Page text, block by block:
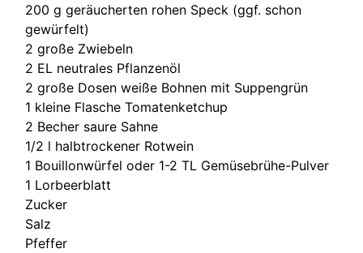
200 g geräucherten rohen Speck (ggf. schon
gewürfelt)
2 große Zwiebeln
2 EL neutrales Pflanzenöl
2 große Dosen weiße Bohnen mit Suppengrün
1 kleine Flasche Tomatenketchup
2 Becher saure Sahne
1/2 l halbtrockener Rotwein
1 Bouillonwürfel oder 1-2 TL Gemüsebrühe-Pulver
1 Lorbeerblatt
Zucker
Salz
Pfeffer